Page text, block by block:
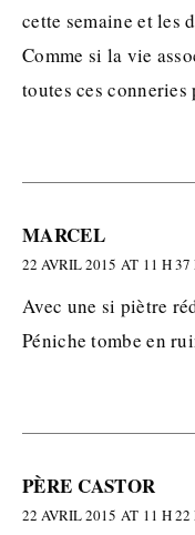
cette semaine et les
Comme si la vie
toutes ces
MARCEL
22 AVRIL 2015 AT 11 H
Avec une si piètre
Péniche tombe en
PÈRE CASTOR
22 AVRIL 2015 AT 11 H